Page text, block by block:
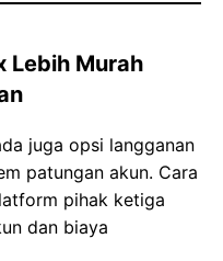
Lebih Murah
juga opsi langganan
patungan akun. Cara
pihak ketiga
dan biaya